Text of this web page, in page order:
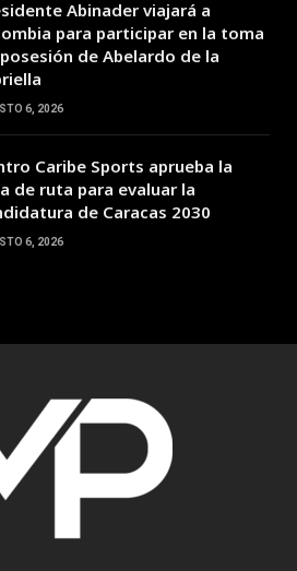
Abinader viajará a
para participar en la toma
de Abelardo de la
6, 2026
Caribe Sports aprueba la
de ruta para evaluar la
de Caracas 2030
6, 2026